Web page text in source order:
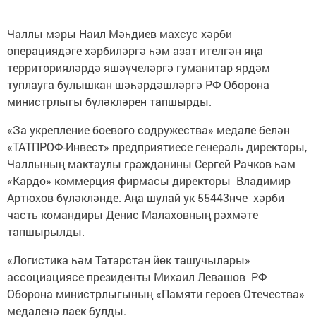
Чаллы мэры Наил Мәһдиев махсус хәрби
операциядәге хәрбиләргә һәм азат ителгән яңа
территорияләрдә яшәүчеләргә гуманитар ярдәм
туплауга булышкан шәһәрдәшләргә РФ Оборона
министрлыгы бүләкләрен тапшырды.
«За укрепление боевого содружества» медале белән
«ТАТПРОФ-Инвест» предприятиесе генераль директоры,
Чаллының мактаулы гражданины Сергей Рачков һәм
«Кардо» коммерция фирмасы директоры Владимир
Артюхов бүләкләнде. Аңа шулай ук 55443нче хәрби
часть командиры Денис Малаховның рәхмәте
тапшырылды.
«Логистика һәм Татарстан йөк ташучылары»
ассоциациясе президенты Михаил Левашов РФ
Оборона министрлыгының «Памяти героев Отечества»
медаленә лаек булды.